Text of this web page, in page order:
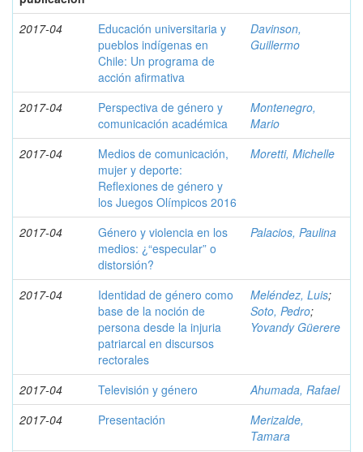
2017-04
Educación universitaria y
pueblos indígenas en
Chile: Un programa de
acción afirmativa
Davinson,
Guillermo
2017-04
Perspectiva de género y
comunicación académica
Montenegro,
Mario
2017-04
Medios de comunicación,
mujer y deporte:
Reflexiones de género y
los Juegos Olímpicos 2016
Moretti, Michelle
2017-04
Género y violencia en los
medios: ¿“especular” o
distorsión?
Palacios, Paulina
2017-04
Identidad de género como
base de la noción de
persona desde la injuria
patriarcal en discursos
rectorales
Meléndez, Luis;
Soto, Pedro;
Yovandy Güerere
2017-04 Televisión y género
Ahumada, Rafael
2017-04
Presentación
Merizalde,
Tamara